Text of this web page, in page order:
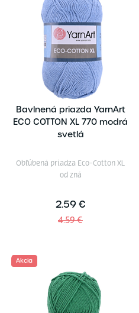
Bavlnená priazda YarnArt
ECO COTTON XL 770 modrá
svetlá
Obľúbená priadza Eco-Cotton XL
od zná
2.59 €
4.59 €
Akcia